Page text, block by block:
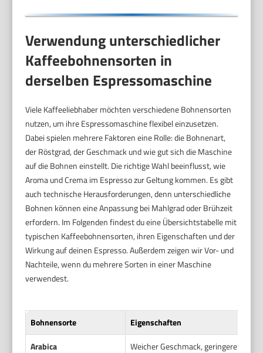
Verwendung unterschiedlicher
Kaffeebohnensorten in
derselben Espressomaschine
Viele Kaffeeliebhaber möchten verschiedene Bohnensorten
nutzen, um ihre Espressomaschine flexibel einzusetzen.
Dabei spielen mehrere Faktoren eine Rolle: die Bohnenart,
der Röstgrad, der Geschmack und wie gut sich die Maschine
auf die Bohnen einstellt. Die richtige Wahl beeinflusst, wie
Aroma und Crema im Espresso zur Geltung kommen. Es gibt
auch technische Herausforderungen, denn unterschiedliche
Bohnen können eine Anpassung bei Mahlgrad oder Brühzeit
erfordern. Im Folgenden findest du eine Übersichtstabelle mit
typischen Kaffeebohnensorten, ihren Eigenschaften und der
Wirkung auf deinen Espresso. Außerdem zeigen wir Vor- und
Nachteile, wenn du mehrere Sorten in einer Maschine
verwendest.
Bohnensorte
Eigenschaften
Arabica
Weicher Geschmack, geringerer